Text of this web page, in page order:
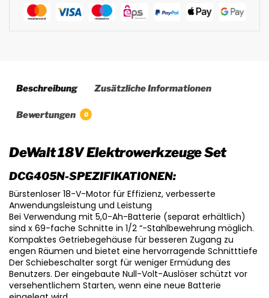
Beschreibung Zusätzliche Informationen
Bewertungen 0
DeWalt 18V Elektrowerkzeuge Set
DCG405N-SPEZIFIKATIONEN:
Bürstenloser 18-V-Motor für Effizienz, verbesserte
Anwendungsleistung und Leistung
Bei Verwendung mit 5,0-Ah-Batterie (separat erhältlich)
sind x 69-fache Schnitte in 1/2 “-Stahlbewehrung möglich.
Kompaktes Getriebegehäuse für besseren Zugang zu
engen Räumen und bietet eine hervorragende Schnitttiefe
Der Schiebeschalter sorgt für weniger Ermüdung des
Benutzers. Der eingebaute Null-Volt-Auslöser schützt vor
versehentlichem Starten, wenn eine neue Batterie